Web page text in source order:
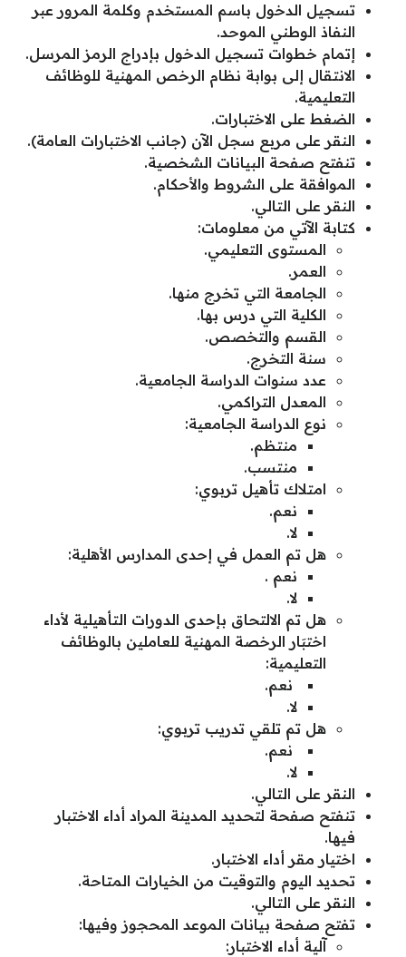
تسجيل الدخول باسم المستخدم وكلمة المرور عبر
النفاذ الوطني الموحد.
إتمام خطوات تسجيل الدخول بإدراج الرمز المرسل.
الانتقال إلى بوابة نظام الرخص المهنية للوظائف
التعليمية.
الضغط على الاختبارات.
النقر على مربع سجل الآن (جانب الاختبارات العامة).
تنفتح صفحة البيانات الشخصية.
الموافقة على الشروط والأحكام.
النقر على التالي.
كتابة الآتي من معلومات:
المستوى التعليمي.
العمر.
الجامعة التي تخرج منها.
الكلية التي درس بها.
القسم والتخصص.
سنة التخرج.
عدد سنوات الدراسة الجامعية.
المعدل التراكمي.
نوع الدراسة الجامعية:
منتظم.
منتسب.
امتلاك تأهيل تربوي:
نعم.
لا.
هل تم العمل في إحدى المدارس الأهلية:
نعم .
لا.
هل تم الالتحاق بإحدى الدورات التأهيلية لأداء
اختبَار الرخصة المهنية للعاملين بالوظائف
التعليمية:
نعم.
لا.
هل تم تلقي تدريب تربوي:
نعم.
لا.
النقر على التالي.
تنفتح صفحة لتحديد المدينة المراد أداء الاختبار
فيها.
اختيار مقر أداء الاختبار.
تحديد اليوم والتوقيت من الخيارات المتاحة.
النقر على التالي.
تفتح صفحة بيانات الموعد المحجوز وفيها:
آلية أداء الاختبار: